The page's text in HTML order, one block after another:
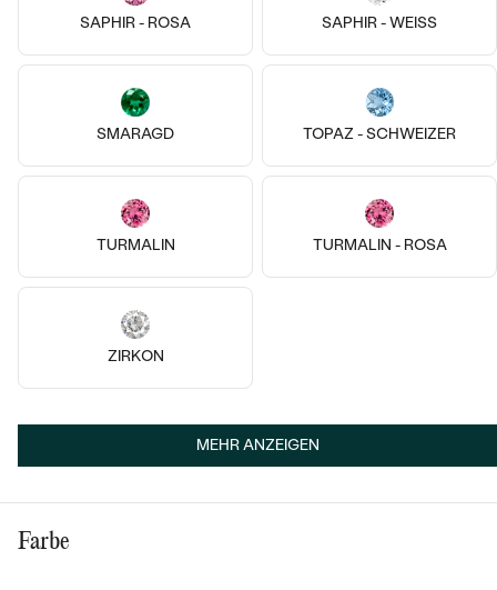
SAPHIR - ROSA SAPHIR - WEISS
SMARAGD TOPAZ - SCHWEIZER
TURMALIN TURMALIN - ROSA
ZIRKON
MEHR ANZEIGEN
Farbe
Iravan 14 Karat Weißgold, Diamant
Joanna